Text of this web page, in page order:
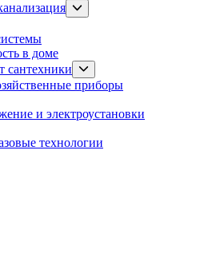
Show
sub
в доме
сантехники
sub
menu
приборы
и электроустановки
технологии